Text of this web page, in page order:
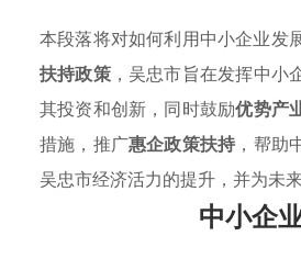
本段落将对如何利用中小企业发
扶持政策，吴忠市旨在发挥中小
其投资和创新，同时鼓励优势产
措施，推广惠企政策扶持 ，帮助
吴忠市经济活力的提升，并为未
中小企